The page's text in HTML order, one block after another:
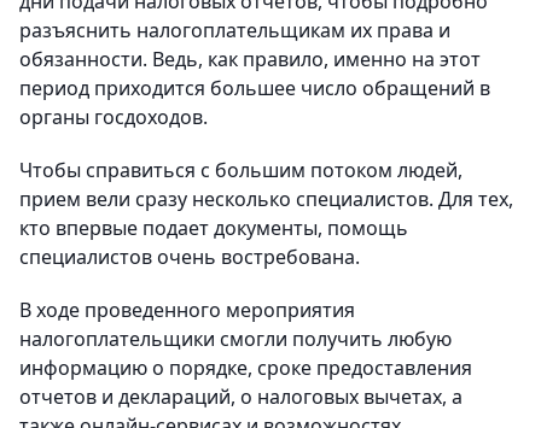
разъяснить налогоплательщикам их права и
обязанности. Ведь, как правило, именно на этот
период приходится большее число обращений в
органы госдоходов.
Чтобы справиться с большим потоком людей,
прием вели сразу несколько специалистов. Для тех,
кто впервые подает документы, помощь
специалистов очень востребована.
В ходе проведенного мероприятия
налогоплательщики смогли получить любую
информацию о порядке, сроке предоставления
отчетов и деклараций, о налоговых вычетах, а